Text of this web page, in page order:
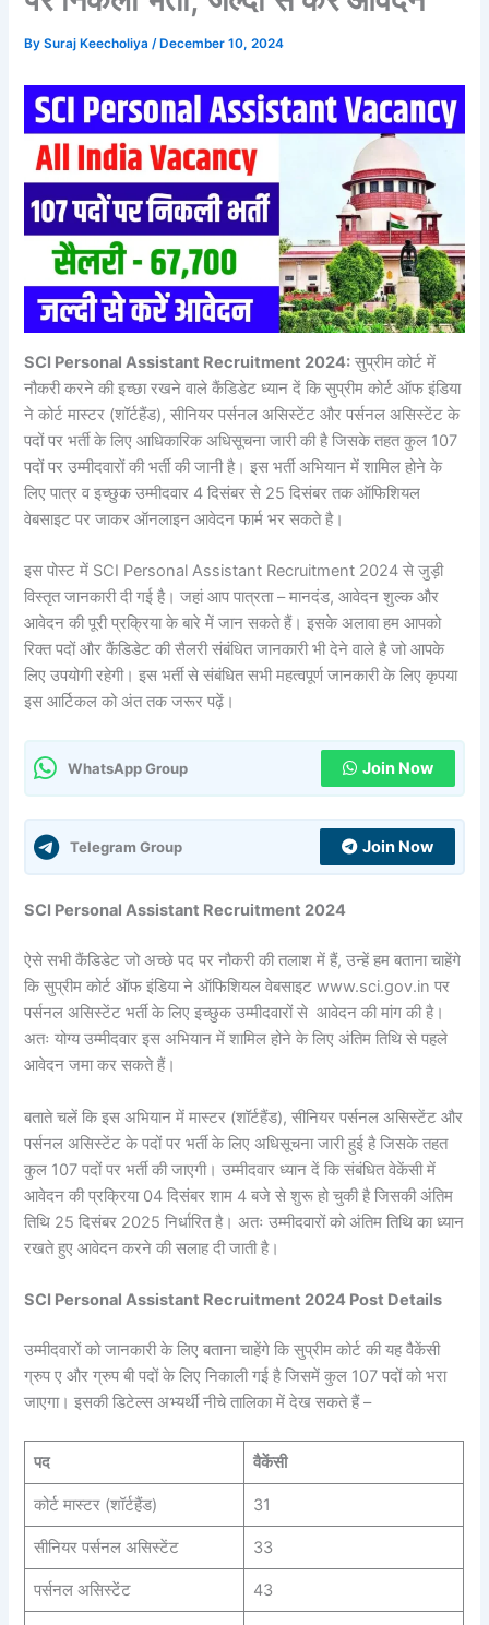
BySuraj Keecholiya/ December 10, 2024
SCI Personal Assistant Recruitment 2024: सुप्रीम कोर्ट में
नौकरी करने की इच्छा रखने वाले कैंडिडेट ध्यान दें कि सुप्रीम कोर्ट ऑफ इंडिया
ने कोर्ट मास्टर (शॉर्टहैंड), सीनियर पर्सनल असिस्टेंट और पर्सनल असिस्टेंट के
पदों पर भर्ती के लिए आधिकारिक अधिसूचना जारी की है जिसके तहत कुल 107
पदों पर उम्मीदवारों की भर्ती की जानी है। इस भर्ती अभियान में शामिल होने के
लिए पात्र व इच्छुक उम्मीदवार 4 दिसंबर से 25 दिसंबर तक ऑफिशियल
वेबसाइट पर जाकर ऑनलाइन आवेदन फार्म भर सकते है।
इस पोस्ट में SCI Personal Assistant Recruitment 2024 से जुड़ी
विस्तृत जानकारी दी गई है। जहां आप पात्रता – मानदंड, आवेदन शुल्क और
आवेदन की पूरी प्रक्रिया के बारे में जान सकते हैं। इसके अलावा हम आपको
रिक्त पदों और कैंडिडेट की सैलरी संबंधित जानकारी भी देने वाले है जो आपके
लिए उपयोगी रहेगी। इस भर्ती से संबंधित सभी महत्वपूर्ण जानकारी के लिए कृपया
इस आर्टिकल को अंत तक जरूर पढ़ें।
WhatsApp Group Join Now
Telegram Group Join Now
SCI Personal Assistant Recruitment 2024
ऐसे सभी कैंडिडेट जो अच्छे पद पर नौकरी की तलाश में हैं, उन्हें हम बताना चाहेंगे
कि सुप्रीम कोर्ट ऑफ इंडिया ने ऑफिशियल वेबसाइट www.sci.gov.in पर
पर्सनल असिस्टेंट भर्ती के लिए इच्छुक उम्मीदवारों से आवेदन की मांग की है।
अतः योग्य उम्मीदवार इस अभियान में शामिल होने के लिए अंतिम तिथि से पहले
आवेदन जमा कर सकते हैं।
बताते चलें कि इस अभियान में मास्टर (शॉर्टहैंड), सीनियर पर्सनल असिस्टेंट और
पर्सनल असिस्टेंट के पदों पर भर्ती के लिए अधिसूचना जारी हुई है जिसके तहत
कुल 107 पदों पर भर्ती की जाएगी। उम्मीदवार ध्यान दें कि संबंधित वेकेंसी में
आवेदन की प्रक्रिया 04 दिसंबर शाम 4 बजे से शुरू हो चुकी है जिसकी अंतिम
तिथि 25 दिसंबर 2025 निर्धारित है। अतः उम्मीदवारों को अंतिम तिथि का ध्यान
रखते हुए आवेदन करने की सलाह दी जाती है।
SCI Personal Assistant Recruitment 2024 Post Details
उम्मीदवारों को जानकारी के लिए बताना चाहेंगे कि सुप्रीम कोर्ट की यह वैकेंसी
ग्रुप ए और ग्रुप बी पदों के लिए निकाली गई है जिसमें कुल 107 पदों को भरा
जाएगा। इसकी डिटेल्स अभ्यर्थी नीचे तालिका में देख सकते हैं –
पद वैकेंसी
कोर्ट मास्टर (शॉर्टहैंड) 31
सीनियर पर्सनल असिस्टेंट 33
पर्सनल असिस्टेंट 43